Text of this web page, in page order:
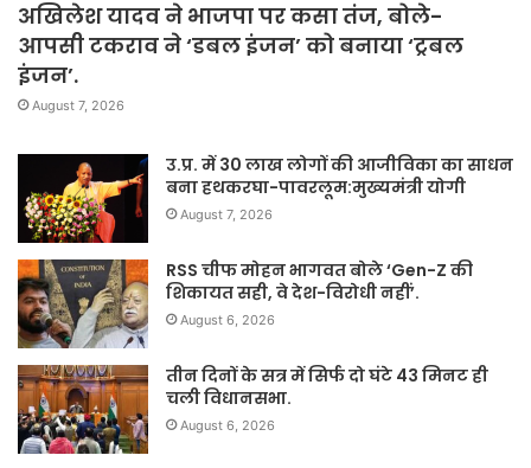
अखिलेश यादव ने भाजपा पर कसा तंज, बोले-
आपसी टकराव ने ‘डबल इंजन’ को बनाया ‘ट्रबल
इंजन’.
August 7, 2026
उ.प्र. में 30 लाख लोगों की आजीविका का साधन
बना हथकरघा-पावरलूम:मुख्यमंत्री योगी
August 7, 2026
RSS चीफ मोहन भागवत बोले ‘Gen-Z की
शिकायत सही, वे देश-विरोधी नहीं’.
August 6, 2026
तीन दिनों के सत्र में सिर्फ दो घंटे 43 मिनट ही
चली विधानसभा.
August 6, 2026